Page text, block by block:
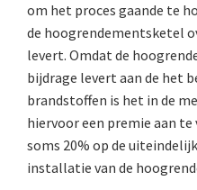
om het proces gaande te
de hoogrendementsketel
levert. Omdat de
bijdrage levert aan de het
brandstoffen is het in de
hiervoor een premie aan
soms 20% op de
installatie van de